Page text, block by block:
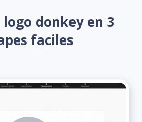
logo donkey en 3
faciles